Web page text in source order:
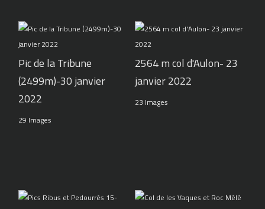
Pic de la Tribune
(2499m)-30 janvier
2022
29 Images
2564 m col d'Aulon- 23
janvier 2022
23 Images